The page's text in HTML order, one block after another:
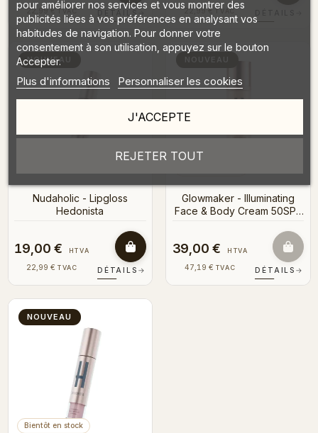
22,99 € TVAC 22,99 € TVAC
NOUVEAU
Nudaholic - Lipgloss
Hedonista
19,00 € HTVA
22,99 € TVAC DÉTAILS →
NOUVEAU
Glowmaker - Illuminating
Face & Body Cream 50SPF
39,00 € HTVA
47,19 € TVAC DÉTAILS →
NOUVEAU
Bientôt en stock
pour améliorer nos services et vous montrer des
publicités liées à vos préférences en analysant vos
habitudes de navigation. Pour donner votre
consentement à son utilisation, appuyez sur le bouton
Accepter.
Plus d'informations Personnaliser les cookies
REJETER TOUT
J'ACCEPTE